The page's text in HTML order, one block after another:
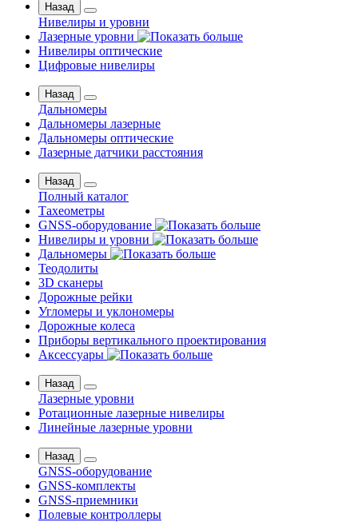
Назад
Нивелиры и уровни
Лазерные уровни
Нивелиры оптические
Цифровые нивелиры
Назад
Дальномеры
Дальномеры лазерные
Дальномеры оптические
Лазерные датчики расстояния
Назад
Полный каталог
Тахеометры
GNSS-оборудование
Нивелиры и уровни
Дальномеры
Теодолиты
3D сканеры
Дорожные рейки
Угломеры и уклономеры
Дорожные колеса
Приборы вертикального проектирования
Аксессуары
Назад
Лазерные уровни
Ротационные лазерные нивелиры
Линейные лазерные уровни
Назад
GNSS-оборудование
GNSS-комплекты
GNSS-приемники
Полевые контроллеры